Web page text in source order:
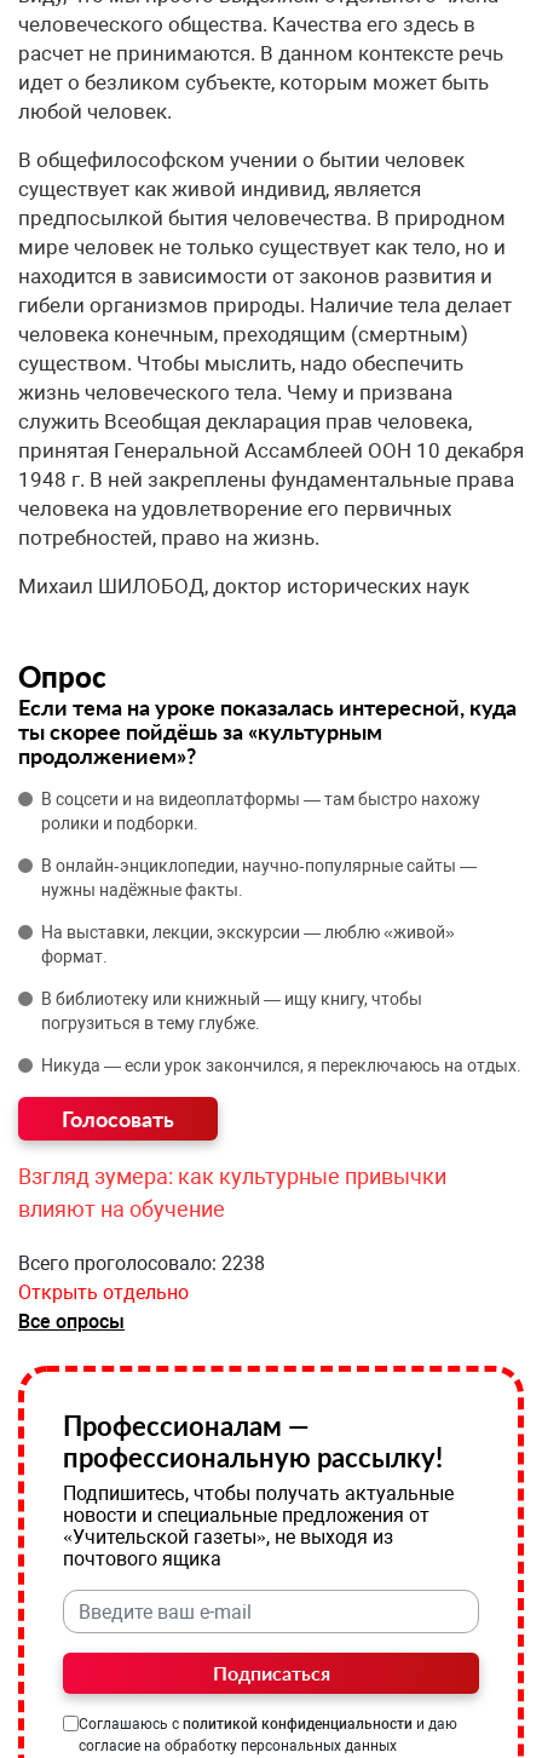
человеческого общества. Качества его здесь в
расчет не принимаются. В данном контексте речь
идет о безликом субъекте, которым может быть
любой человек.
В общефилософском учении о бытии человек
существует как живой индивид, является
предпосылкой бытия человечества. В природном
мире человек не только существует как тело, но и
находится в зависимости от законов развития и
гибели организмов природы. Наличие тела делает
человека конечным, преходящим (смертным)
существом. Чтобы мыслить, надо обеспечить
жизнь человеческого тела. Чему и призвана
служить Всеобщая декларация прав человека,
принятая Генеральной Ассамблеей ООН 10 декабря
1948 г. В ней закреплены фундаментальные права
человека на удовлетворение его первичных
потребностей, право на жизнь.
Михаил ШИЛОБОД, доктор исторических наук
Опрос
Если тема на уроке показалась интересной, куда
ты скорее пойдёшь за «культурным
продолжением»?
В соцсети и на видеоплатформы — там быстро нахожу
ролики и подборки.
В онлайн‑энциклопедии, научно‑популярные сайты —
нужны надёжные факты.
На выставки, лекции, экскурсии — люблю «живой»
формат.
В библиотеку или книжный — ищу книгу, чтобы
погрузиться в тему глубже.
Никуда — если урок закончился, я переключаюсь на отдых.
Взгляд зумера: как культурные привычки
влияют на обучение
Всего проголосовало: 2238
Открыть отдельно
Все опросы
Профессионалам —
профессиональную рассылку!
Подпишитесь, чтобы получать актуальные
новости и специальные предложения от
«Учительской газеты», не выходя из
почтового ящика
Подписаться
Соглашаюсь с политикой конфиденциальности и даю
согласие на обработку персональных данных